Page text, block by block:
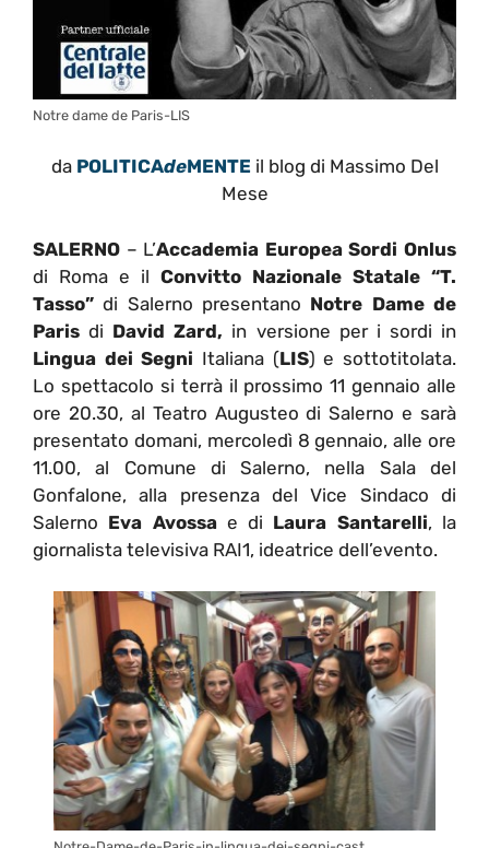
Notre dame de Paris-LIS
da POLITICAdeMENTEil blog di Massimo Del
Mese
SALERNO – L’Accademia Europea Sordi Onlus
di Roma e il Convitto Nazionale Statale “T.
Tasso” di Salerno presentano Notre Dame de
Paris di David Zard, in versione per i sordi in
Lingua dei Segni Italiana (LIS) e sottotitolata.
Lo spettacolo si terrà il prossimo 11 gennaio alle
ore 20.30, al Teatro Augusteo di Salerno e sarà
presentato domani, mercoledì 8 gennaio, alle ore
11.00, al Comune di Salerno, nella Sala del
Gonfalone, alla presenza del Vice Sindaco di
Salerno Eva Avossae di Laura Santarelli, la
giornalista televisiva RAI1, ideatrice dell’evento.